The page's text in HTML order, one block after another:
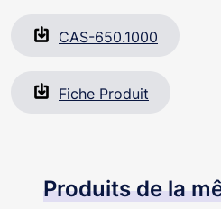
CAS-650.1000
Fiche Produit
Produits de la